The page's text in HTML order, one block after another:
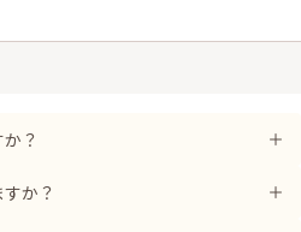
？
か？